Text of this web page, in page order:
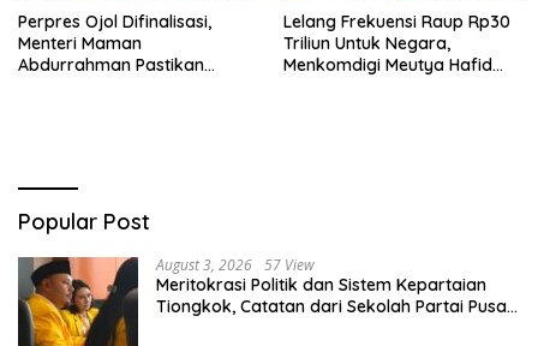
Perpres Ojol Difinalisasi,
Menteri Maman
Abdurrahman Pastikan
Lelang Frekuensi Raup Rp30
Triliun Untuk Negara,
Menkomdigi Meutya Hafid
Popular Post
August 3, 2026 57 View
Meritokrasi Politik dan Sistem Kepartaian
Tiongkok, Catatan dari Sekolah Partai Pusat